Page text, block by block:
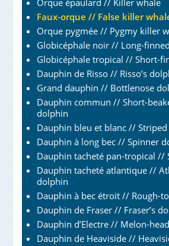
Orque épaulard // Killer whale
Faux-orque // False killer
Orque pygmée // Pygmy killer
Globicéphale noir // Long-
Globicéphale tropical // Short-
Dauphin de Risso // Risso’s
Grand dauphin // Bottlenose
Dauphin commun // Short-
dolphin
Dauphin bleu et blanc //
Dauphin à long bec // Spinner
Dauphin tacheté pan-tropical //
Dauphin tacheté atlantique //
dolphin
Dauphin à bec étroit // Rough-
Dauphin de Fraser // Fraser’s
Dauphin d’Electre // Melon-
Dauphin de Heaviside //